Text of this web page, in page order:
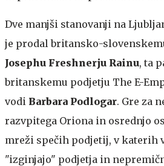
Dve manjši stanovanji na
je prodal britansko-
Josephu Freshnerju Rainu, ta
britanskemu podjetju The E-
vodi Barbara Podlogar. Gre za
razvpitega Oriona in osrednjo
mreži spečih podjetij, v katerih
"izginjajo" podjetja in